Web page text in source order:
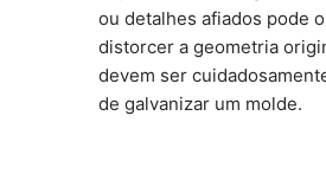
ou detalhes afiados pode
distorcer a geometria
devem ser
de galvanizar um molde.